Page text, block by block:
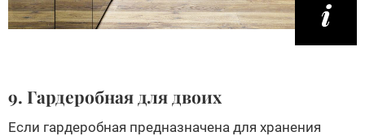
9. Гардеробная для двоих
Если гардеробная предназначена для хранения